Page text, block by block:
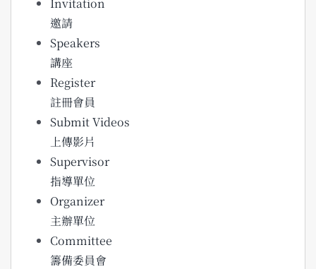
邀請
Speakers
講座
Register
註冊會員
Submit Videos
上傳影片
Supervisor
指導單位
Organizer
主辦單位
Committee
籌備委員會